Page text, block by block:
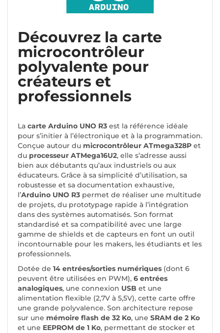
Découvrez la carte
microcontrôleur
polyvalente pour
créateurs et
professionnels
La carte Arduino UNO R3 est la référence idéale
pour s’initier à l’électronique et à la programmation.
Conçue autour du microcontrôleur ATmega328P et
du processeur ATMega16U2, elle s’adresse aussi
bien aux débutants qu’aux industriels ou aux
éducateurs. Grâce à sa simplicité d’utilisation, sa
robustesse et sa documentation exhaustive,
l’Arduino UNO R3 permet de réaliser une multitude
de projets, du prototypage rapide à l’intégration
dans des systèmes automatisés. Son format
standardisé et sa compatibilité avec une large
gamme de shields et de capteurs en font un outil
incontournable pour les makers, les étudiants et les
professionnels.
Dotée de 14 entrées/sorties numériques (dont 6
peuvent être utilisées en PWM), 6 entrées
analogiques, une connexion USB et une
alimentation flexible (2,7V à 5,5V), cette carte offre
une grande polyvalence. Son architecture repose
sur une mémoire flash de 32 Ko, une SRAM de 2 Ko
et une EEPROM de 1 Ko, permettant de stocker et